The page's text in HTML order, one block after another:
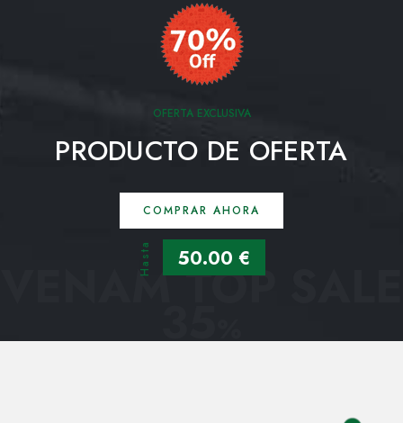
OFERTA EXCLUSIVA
PRODUCTO DE OFERTA
COMPRAR AHORA
Hasta 50.00 €
VENAM TOP SALE
35